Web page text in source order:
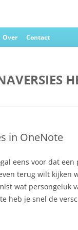
Ga
naar
Over Contact
in OneNote
eens voor dat
terug wilt kijken
wat persongeluk
heb je snel de